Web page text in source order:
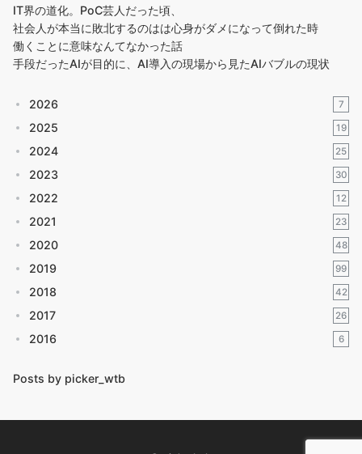
IT界の道化。PoC芸人だった頃、
社会人が本当に敗北するのはは心身がダメになって倒れた時
働くことに意味なんてなかった話
手段だったAIが目的に、AI導入の現場から見たAIバブルの現状
2026 7
2025 19
2024 25
2023 30
2022 12
2021 23
2020 48
2019 99
2018 42
2017 26
2016 6
Posts by picker_wtb